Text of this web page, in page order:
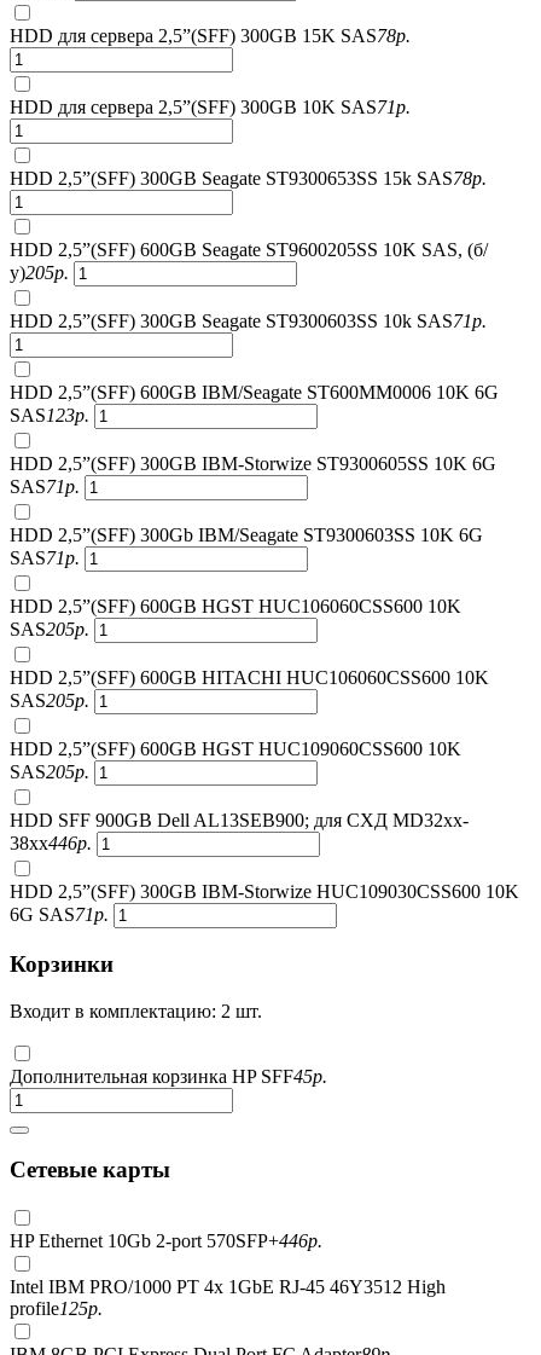
HDD для сервера 2,5”(SFF) 300GB 15K SAS78р.
HDD для сервера 2,5”(SFF) 300GB 10K SAS71р.
HDD 2,5”(SFF) 300GB Seagate ST9300653SS 15k SAS78р.
HDD 2,5”(SFF) 600GB Seagate ST9600205SS 10K SAS, (б/
у)205р.
HDD 2,5”(SFF) 300GB Seagate ST9300603SS 10k SAS71р.
HDD 2,5”(SFF) 600GB IBM/Seagate ST600MM0006 10K 6G
SAS123р.
HDD 2,5”(SFF) 300GB IBM-Storwize ST9300605SS 10K 6G
SAS71р.
HDD 2,5”(SFF) 300Gb IBM/Seagate ST9300603SS 10K 6G
SAS71р.
HDD 2,5”(SFF) 600GB HGST HUC106060CSS600 10K
SAS205р.
HDD 2,5”(SFF) 600GB HITACHI HUC106060CSS600 10K
SAS205р.
HDD 2,5”(SFF) 600GB HGST HUC109060CSS600 10K
SAS205р.
HDD SFF 900GB Dell AL13SEB900; для СХД MD32xx-
38xx446р.
HDD 2,5”(SFF) 300GB IBM-Storwize HUC109030CSS600 10K
6G SAS71р.
Корзинки
Входит в комплектацию: 2 шт.
Дополнительная корзинка HP SFF45р.
Сетевые карты
HP Ethernet 10Gb 2-port 570SFP+446р.
Intel IBM PRO/1000 PT 4x 1GbE RJ-45 46Y3512 High
profile125р.